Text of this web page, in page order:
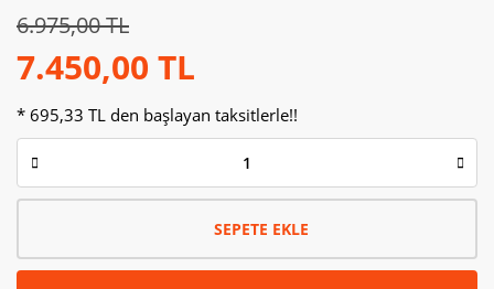
6.975,00 TL
7.450,00 TL
* 695,33 TL den başlayan taksitlerle!!
SEPETE EKLE